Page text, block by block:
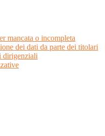
mancata o incompleta
dei dati da parte dei titolari
dirigenziali